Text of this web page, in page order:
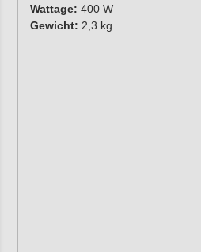
Wattage: 400 W
Gewicht: 2,3 kg